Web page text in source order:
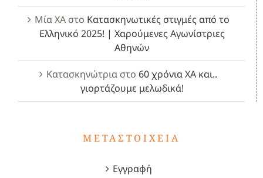
Μία ΧΑστο Κατασκηνωτικές στιγμές από το
Ελληνικό 2025! | Χαρούμενες Αγωνίστριες
Αθηνών
Κατασκηνώτρια στο 60 χρόνια ΧΑ και..
γιορτάζουμε μελωδικά!
ΜΕΤΑΣΤΟΙΧΕΊΑ
Εγγραφή